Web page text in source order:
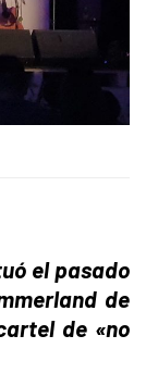
el pasado
de
de «no